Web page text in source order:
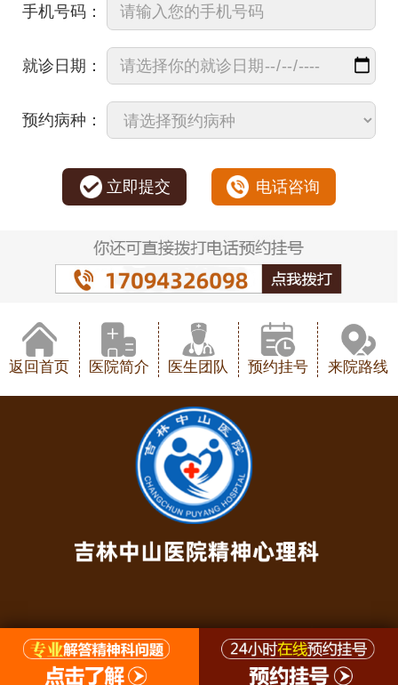
手机号码：
就诊日期：
预约病种：
立即提交 电话咨询
返回首页 医院简介 医生团队 预约挂号 来院路线